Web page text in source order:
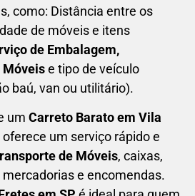
como: Distância entre os
de móveis e itens
de Embalagem,
Móveise tipo de veículo
baú, van ou utilitário).
um Carreto Barato em Vila
oferece um serviço rápido e
de Móveis, caixas,
mercadorias e encomendas.